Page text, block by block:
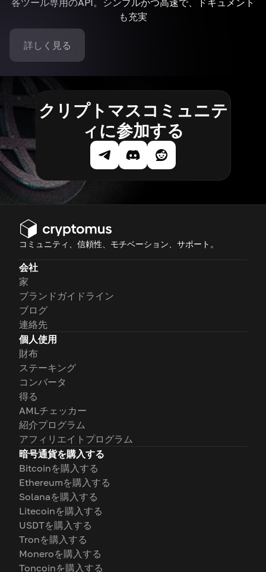
各ツール専用のAPI。シンプルかつ高速で、ドキュメント
も充実
詳しく見る
クリプトマスコミュニテ
ィに参加する
コミュニティ、信頼性、モチベーション、サポート。
会社
家
ブランドガイドライン
ブログ
連絡先
個人使用
財布
ステーキング
コンバータ
得る
AMLチェッカー
紹介プログラム
アフィリエイトプログラム
暗号通貨を購入する
Bitcoinを購入する
Ethereumを購入する
Solanaを購入する
Litecoinを購入する
USDTを購入する
Tronを購入する
Moneroを購入する
Toncoinを購入する